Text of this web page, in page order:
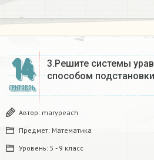
14
СЕНТЯБРЬ
3.Решите системы
способом
Автор: marypeach
Предмет: Математика
Уровень: 5 - 9 класс